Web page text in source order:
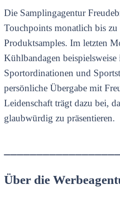
Die Samplingagentur
Touchpoints monatlich bis
Produktsamples. Im letzten
Kühlbandagen beispielsweise
Sportordinationen und
persönliche Übergabe mit
Leidenschaft trägt dazu bei,
glaubwürdig zu präsentieren.
Über die